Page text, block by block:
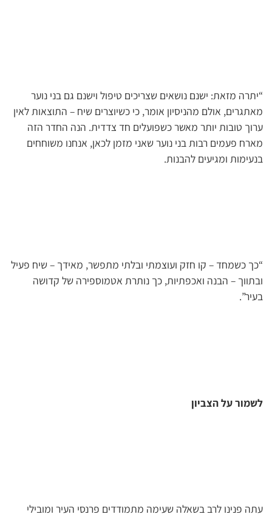
“יתרה מזאת: ישנם נושאים שצריכים טיפול וישנם גם בני נוער
מאתגרים, אולם מהניסיון אומר, כי כשיוצרים שיח – התוצאות לאין
ערוך טובות יותר מאשר כשפועלים חד צדדית. הנה החדר הזה
מארח פעמים רבות בני נוער שאני מזמן לכאן, אנחנו משוחחים
בנעימות ומגיעים להבנות.
“כך כשמחד – קו חזק ועוצמתי ובלתי מתפשר, מאידך – שיח פעיל
ובתווך – הבנה ואכפתיות, כך נותרת אטמוספירה של קדושה
בעיר”.
לשמור על הצביון
עתה פנינו לרב בשאלה שעימה מתמודדים פרנסי העיר ומובילי